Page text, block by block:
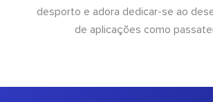
desporto e adora dedicar-se ao
de aplicações como